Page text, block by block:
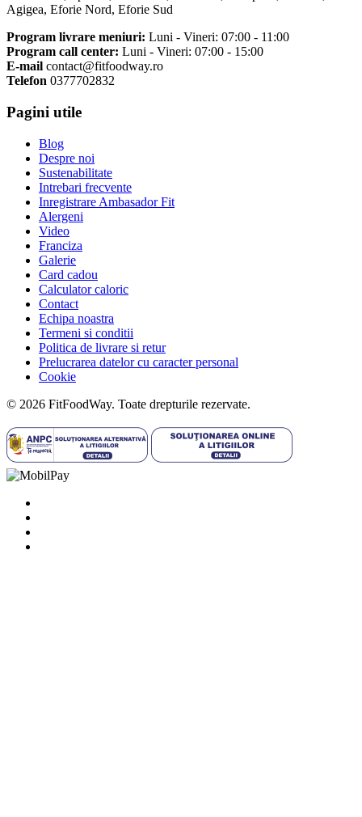
Agigea, Eforie Nord, Eforie Sud
Program livrare meniuri: Luni - Vineri: 07:00 - 11:00
Program call center: Luni - Vineri: 07:00 - 15:00
E-mail contact@fitfoodway.ro
Telefon 0377702832
Pagini utile
Blog
Despre noi
Sustenabilitate
Intrebari frecvente
Inregistrare Ambasador Fit
Alergeni
Video
Franciza
Galerie
Card cadou
Calculator caloric
Contact
Echipa noastra
Termeni si conditii
Politica de livrare si retur
Prelucrarea datelor cu caracter personal
Cookie
© 2026 FitFoodWay. Toate drepturile rezervate.